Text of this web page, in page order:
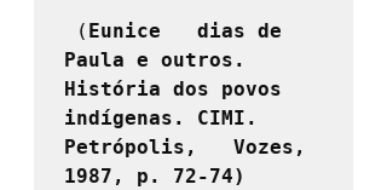
( Eunice   dias de
Paula e outros.
História dos povos
indígenas. CIMI.
Petrópolis,   Vozes,
1987, p. 72-74)